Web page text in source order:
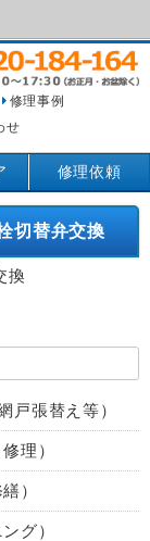
修理事例
せ
修理依頼
切替弁交換
換
戸張替え等）
理）
）
グ）